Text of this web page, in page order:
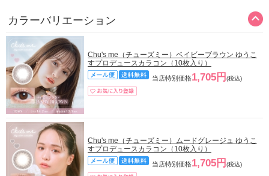
カラーバリエーション
Chu's me（チューズミー）ベイビーブラウン ゆうこ
すプロデュースカラコン（10枚入り）
当店特別価格1,705円 (税込)
Chu's me（チューズミー）ムードグレージュ ゆうこ
すプロデュースカラコン（10枚入り）
当店特別価格1,705円 (税込)